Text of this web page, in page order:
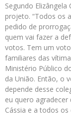
Segundo
projeto. “Todos os
pedido de
quem vai fazer a
votos. Tem um
familiares das
Ministério Público
da União. Então, o
depende desse
eu quero agradecer
Cássia e a todos